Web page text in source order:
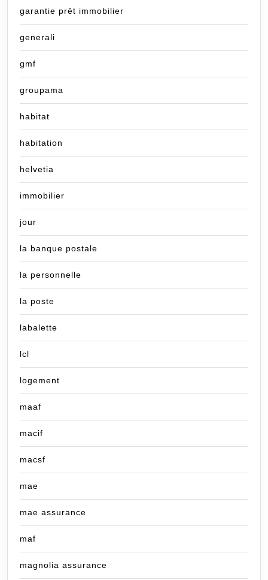
garantie prêt immobilier
generali
gmf
groupama
habitat
habitation
helvetia
immobilier
jour
la banque postale
la personnelle
la poste
labalette
lcl
logement
maaf
macif
macsf
mae
mae assurance
maf
magnolia assurance